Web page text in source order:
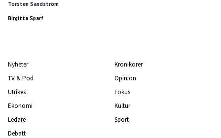
Torsten Sandström
Birgitta Sparf
Nyheter
TV & Pod
Utrikes
Ekonomi
Ledare
Debatt
Krönikörer
Opinion
Fokus
Kultur
Sport